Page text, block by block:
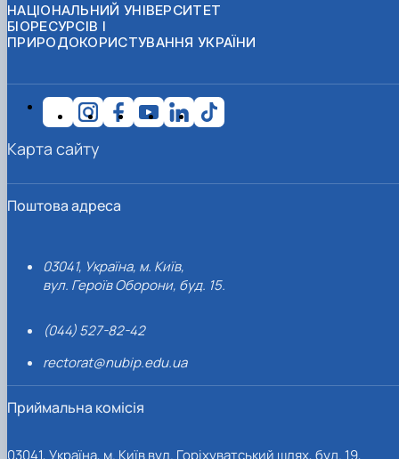
НАЦІОНАЛЬНИЙ УНІВЕРСИТЕТ
БІОРЕСУРСІВ І
ПРИРОДОКОРИСТУВАННЯ УКРАЇНИ
Поштова адреса
03041, Україна, м. Київ,
вул. Героїв Оборони, буд. 15.
(044) 527-82-42
rectorat@nubip.edu.ua
Приймальна комісія
03041, Україна, м. Київ вул. Горіхуватський шлях, буд. 19,
Карта сайту